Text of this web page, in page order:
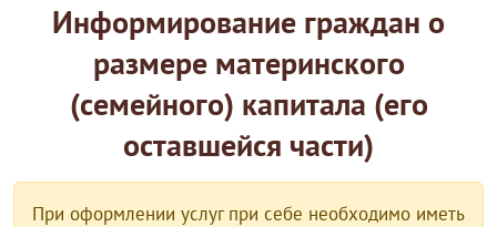
Информирование граждан о
размере материнского
(семейного) капитала (его
оставшейся части)
При оформлении услуг при себе необходимо иметь